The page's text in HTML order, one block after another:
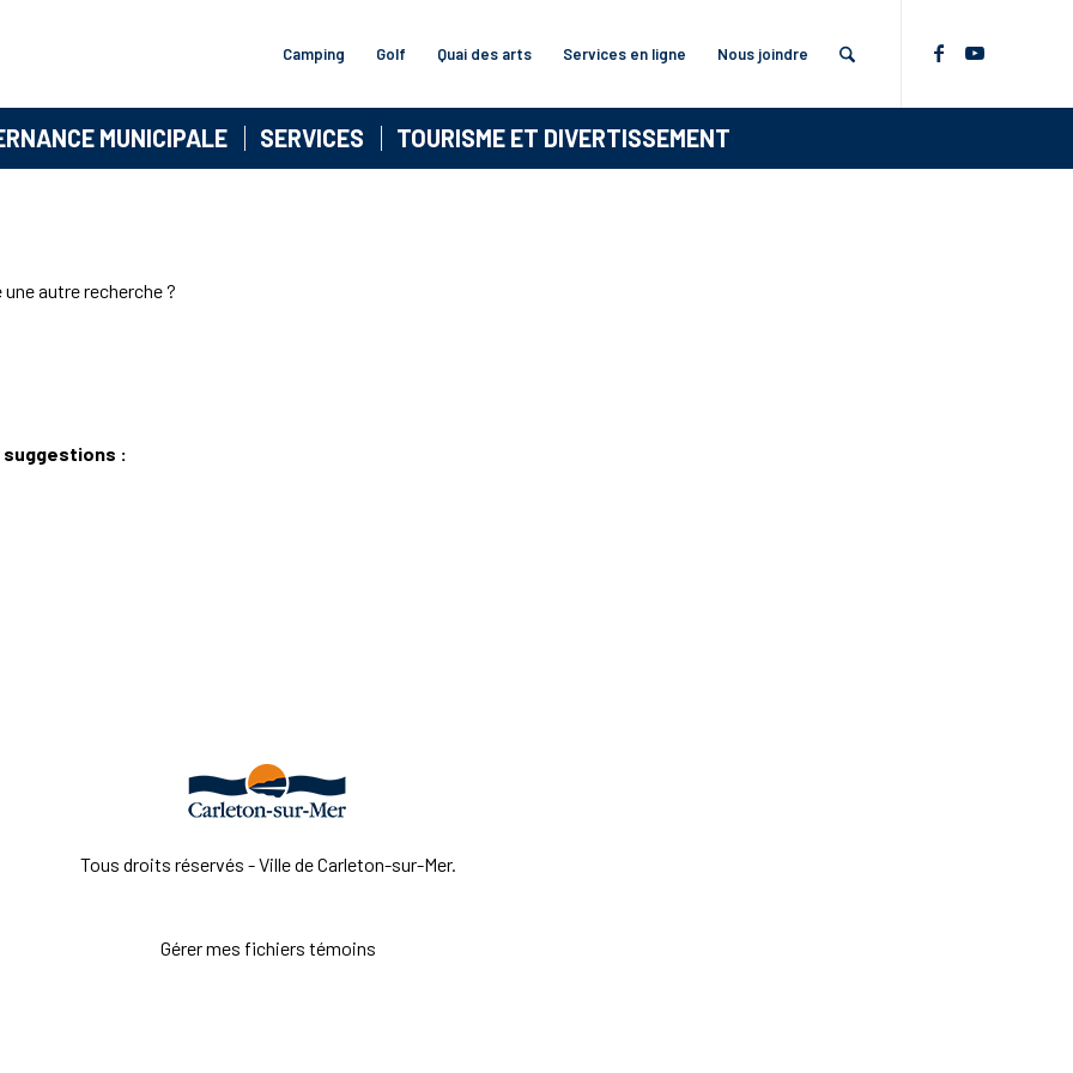
Camping Golf Quai des arts Services en ligne Nous joindre
MUNICIPALE SERVICES TOURISME ET DIVERTISSEMENT
autre recherche ?
suggestions :
Tous droits réservés - Ville de Carleton-sur-Mer.
Gérer mes fichiers témoins